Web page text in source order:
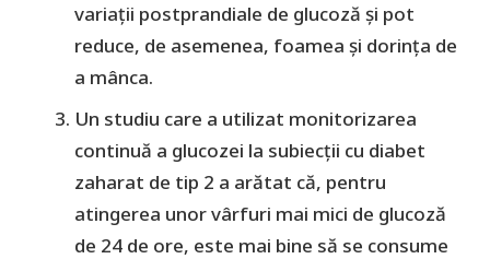
variații postprandiale de glucoză și pot
reduce, de asemenea, foamea și dorința de
a mânca.
Un studiu care a utilizat monitorizarea
continuă a glucozei la subiecții cu diabet
zaharat de tip 2 a arătat că, pentru
atingerea unor vârfuri mai mici de glucoză
de 24 de ore, este mai bine să se consume